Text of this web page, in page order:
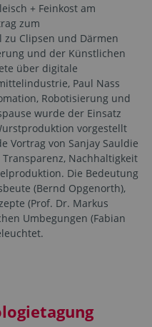
+ Feinkost am
zum
Clipsen und Därmen
und der Künstlichen
über digitale
Paul Nass
Robotisierung und
wurde der Einsatz
vorgestellt
Vortrag von Sanjay Sauldie
Nachhaltigkeit
Die Bedeutung
(Bernd Opgenorth),
(Prof. Dr. Markus
Umbegungen (Fabian